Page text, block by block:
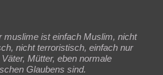
muslime ist einfach Muslim, nicht
nicht terroristisch, einfach nur
Mütter, eben normale
Glaubens sind.